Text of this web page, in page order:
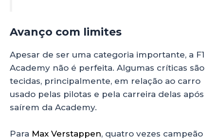
Avanço com limites
Apesar de ser uma categoria importante, a F1
Academy não é perfeita. Algumas críticas são
tecidas, principalmente, em relação ao carro
usado pelas pilotas e pela carreira delas após
saírem da Academy.
Para Max Verstappen, quatro vezes campeão